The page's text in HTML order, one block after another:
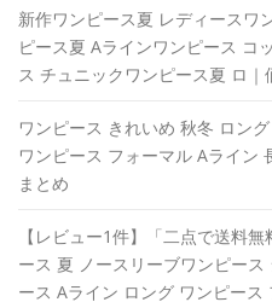
新作ワンピース夏 レディースワ
ピース夏 Aラインワンピース コ
ス チュニックワンピース夏 ロ
ワンピース きれいめ 秋冬 ロン
ワンピース フォーマル Aライン
まとめ
【レビュー1件】「二点で送料
ース 夏 ノースリーブワンピー
ース Aライン ロング ワンピース